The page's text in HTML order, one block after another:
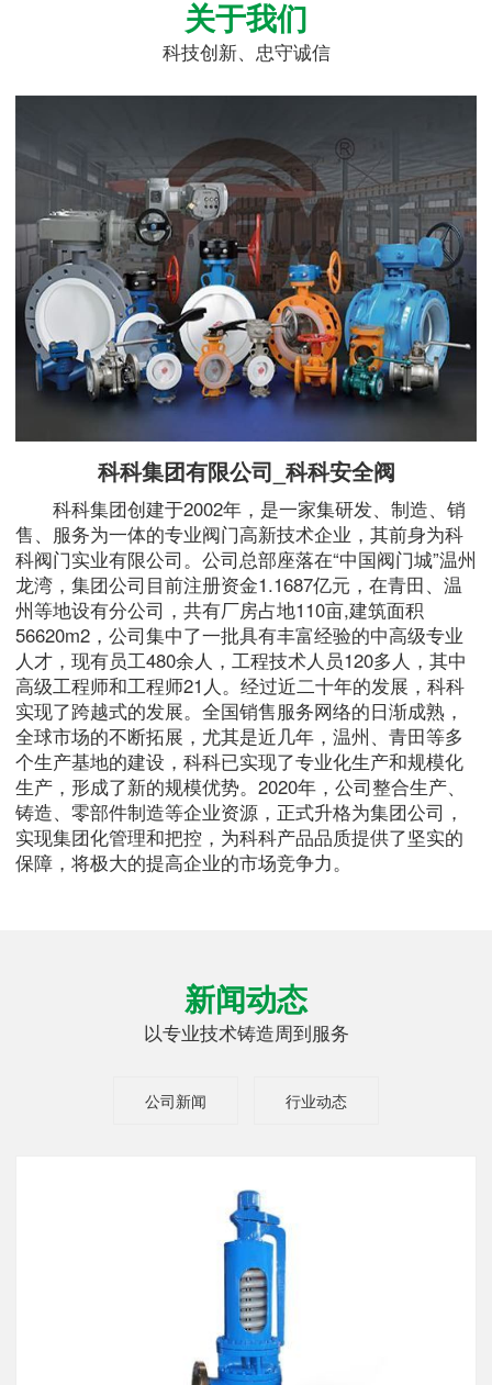
关于我们
科技创新、忠守诚信
科科集团有限公司_科科安全阀
科科集团创建于2002年，是一家集研发、制造、销
售、服务为一体的专业阀门高新技术企业，其前身为科
科阀门实业有限公司。公司总部座落在“中国阀门城”温州
龙湾，集团公司目前注册资金1.1687亿元，在青田、温
州等地设有分公司，共有厂房占地110亩,建筑面积
56620m2，公司集中了一批具有丰富经验的中高级专业
人才，现有员工480余人，工程技术人员120多人，其中
高级工程师和工程师21人。经过近二十年的发展，科科
实现了跨越式的发展。全国销售服务网络的日渐成熟，
全球市场的不断拓展，尤其是近几年，温州、青田等多
个生产基地的建设，科科已实现了专业化生产和规模化
生产，形成了新的规模优势。2020年，公司整合生产、
铸造、零部件制造等企业资源，正式升格为集团公司，
实现集团化管理和把控，为科科产品品质提供了坚实的
保障，将极大的提高企业的市场竞争力。
新闻动态
以专业技术铸造周到服务
公司新闻 行业动态